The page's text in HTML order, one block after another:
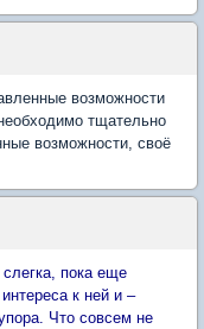
возможности
тщательно
возможности, своё
пока еще
к ней и –
Что совсем не